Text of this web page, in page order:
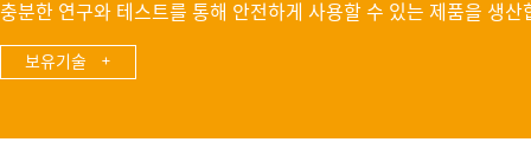
충분한 연구와 테스트를 통해 안전하게 사용할 수 있는 제품을 생산
보유기술 +